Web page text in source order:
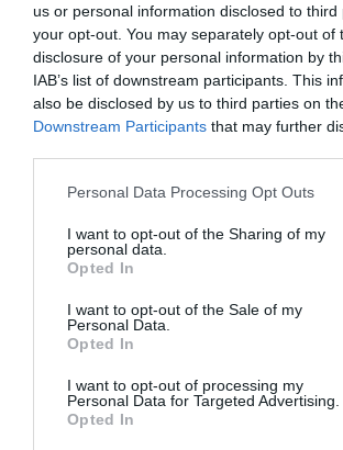
us or personal information disclosed to
your opt-out. You may separately opt-out of
disclosure of your personal information by
IAB’s list of downstream participants. This
also be disclosed by us to third parties on
Downstream Participants that may further
Please note that this website/app uses one
not limited to your visit or usage behaviour.
grant or deny consent to Google and its
use your data for below specified purposes
consent section.
Personal Data Processing Opt Outs
I want to opt-out of the Sharing of my
personal data.
Opted In
I want to opt-out of the Sale of my
Personal Data.
Opted In
I want to opt-out of processing my
Personal Data for Targeted Advertising.
Opted In
LIFESTYLE
Αποκτήστε αστραφτερό
Πολύ απλά κόλπα για να πετύχετε